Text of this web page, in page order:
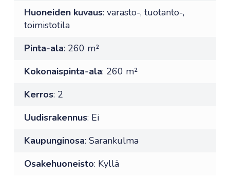
Huoneiden kuvaus: varasto-, tuotanto-,
toimistotila
Pinta-ala: 260 m²
Kokonaispinta-ala: 260 m²
Kerros: 2
Uudisrakennus: Ei
Kaupunginosa: Sarankulma
Osakehuoneisto: Kyllä